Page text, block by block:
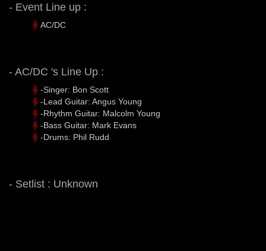
- Event Line up :
AC/DC
- AC/DC 's Line Up :
-Singer: Bon Scott
-Lead Guitar: Angus Young
-Rhythm Guitar: Malcolm Young
-Bass Guitar: Mark Evans
-Drums: Phil Rudd
- Setlist : Unknown